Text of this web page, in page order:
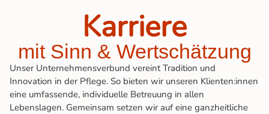
Karriere
mit Sinn & Wertschätzung
Unser Unternehmensverbund vereint Tradition und
Innovation in der Pflege. So bieten wir unseren Klienten:innen
eine umfassende, individuelle Betreuung in allen
Lebenslagen. Gemeinsam setzen wir auf eine ganzheitliche